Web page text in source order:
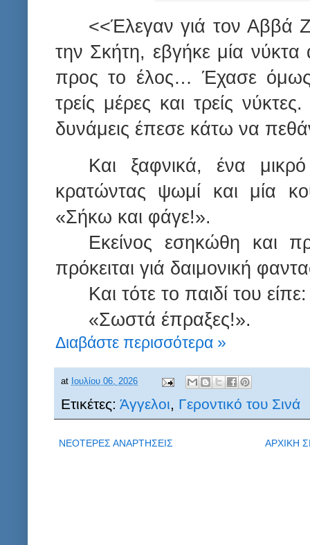
<<Έλεγαν γιά τον Αββά
την Σκήτη, εβγήκε μία
προς το έλος… Έχασε
τρείς μέρες και τρείς
δυνάμεις έπεσε κάτω να
Και ξαφνικά, ένα
κρατώντας ψωμί και μία
«Σήκω και φάγε!».
Εκείνος εσηκώθη και
πρόκειται γιά δαιμονική
Και τότε το παιδί του είπε:
«Σωστά έπραξες!».
Διαβάστε περισσότερα »
at Ιουλίου 06, 2026
Ετικέτες: Άγγελοι, Γεροντικό του Σινά
ΝΕΟΤΕΡΕΣ ΑΝΑΡΤΗΣΕΙΣ ΑΡΧΙΚΗ